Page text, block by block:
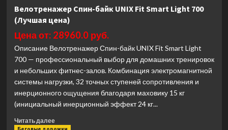
Велотренажер Спин-байк UNIX Fit Smart Light 700
(Лучшая цена)
Цена от: 28960.0 руб.
Описание Велотренажер Спин-байк UNIX Fit Smart Light
700 — профессиональный выбор для домашних тренировок
и небольших фитнес-залов. Комбинация электромагнитной
системы нагрузки, 32 точных ступеней сопротивления и
инерционного ощущения благодаря маховику 15 кг
(инициальный инерционный эффект 24 кг...
Читать далееПрочитать